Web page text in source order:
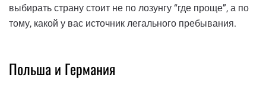
выбирать страну стоит не по лозунгу “где проще”, а по
тому, какой у вас источник легального пребывания.
Польша и Германия